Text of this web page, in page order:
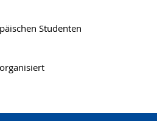
Studenten